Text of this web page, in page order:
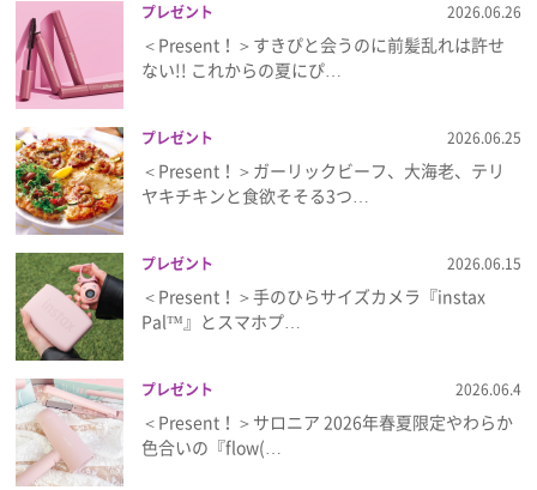
プレゼント 2026.06.26
＜Present！＞すきぴと会うのに前髪乱れは許せ
ない!! これからの夏にぴ…
プレゼント 2026.06.25
＜Present！＞ガーリックビーフ、大海老、テリ
ヤキチキンと食欲そそる3つ…
プレゼント 2026.06.15
＜Present！＞手のひらサイズカメラ『instax
Pal™』とスマホプ…
プレゼント 2026.06.4
＜Present！＞サロニア 2026年春夏限定やわらか
色合いの『flow(…